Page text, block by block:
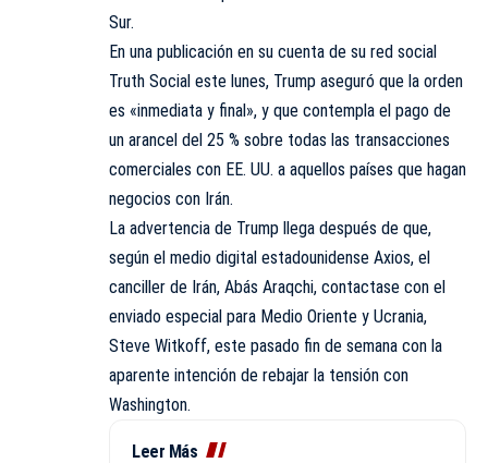
Sur.
En una publicación en su cuenta de su red social
Truth Social este lunes, Trump aseguró que la orden
es «inmediata y final», y que contempla el pago de
un arancel del 25 % sobre todas las transacciones
comerciales con EE. UU. a aquellos países que hagan
negocios con Irán.
La advertencia de Trump llega después de que,
según el medio digital estadounidense Axios, el
canciller de Irán, Abás Araqchi, contactase con el
enviado especial para Medio Oriente y Ucrania,
Steve Witkoff, este pasado fin de semana con la
aparente intención de rebajar la tensión con
Washington.
Leer Más